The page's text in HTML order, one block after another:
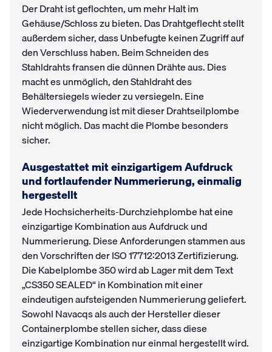
Der Draht ist geflochten, um mehr Halt im
Gehäuse/Schloss zu bieten. Das Drahtgeflecht stellt
außerdem sicher, dass Unbefugte keinen Zugriff auf
den Verschluss haben. Beim Schneiden des
Stahldrahts fransen die dünnen Drähte aus. Dies
macht es unmöglich, den Stahldraht des
Behältersiegels wieder zu versiegeln. Eine
Wiederverwendung ist mit dieser Drahtseilplombe
nicht möglich. Das macht die Plombe besonders
sicher.
Ausgestattet mit einzigartigem Aufdruck
und fortlaufender Nummerierung, einmalig
hergestellt
Jede Hochsicherheits-Durchziehplombe hat eine
einzigartige Kombination aus Aufdruck und
Nummerierung. Diese Anforderungen stammen aus
den Vorschriften der ISO 17712:2013 Zertifizierung.
Die Kabelplombe 350 wird ab Lager mit dem Text
„CS350 SEALED“ in Kombination mit einer
eindeutigen aufsteigenden Nummerierung geliefert.
Sowohl Navacqs als auch der Hersteller dieser
Containerplombe stellen sicher, dass diese
einzigartige Kombination nur einmal hergestellt wird.